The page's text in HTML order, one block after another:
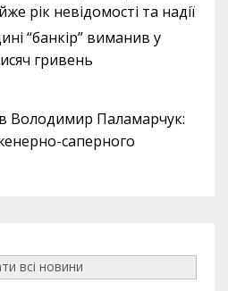
рік невідомості та надії
“банкір” виманив у
гривень
Володимир Паламарчук:
саперного
всі новини